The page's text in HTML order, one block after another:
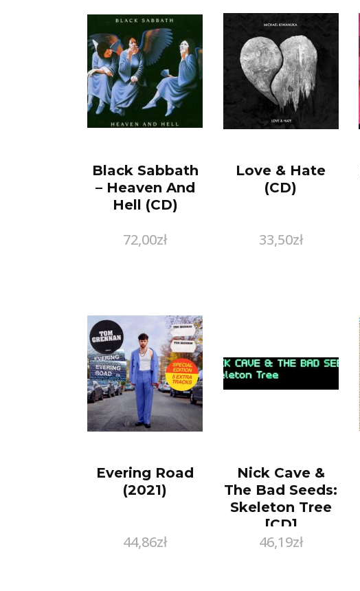
Black Sabbath
– Heaven And
Hell (CD)
72,00zł
Love & Hate
(CD)
33,50zł
Evering Road
(2021)
44,86zł
Nick Cave &
The Bad Seeds:
Skeleton Tree
[CD]
46,19zł